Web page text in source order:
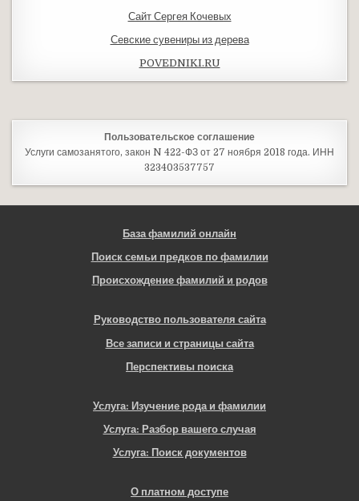
Сайт Сергея Кочевых
Севские сувениры из дерева
POVEDNIKI.RU
Пользовательское соглашение
Услуги самозанятого, закон N 422-ФЗ от 27 ноября 2018 года. ИНН
323403537757
База фамилий онлайн
Поиск семьи предков по фамилии
Происхождение фамилий и родов
Руководство пользователя сайта
Все записи и страницы сайта
Перспективы поиска
Услуга: Изучение рода и фамилии
Услуга: Разбор вашего случая
Услуга: Поиск документов
О платном доступе